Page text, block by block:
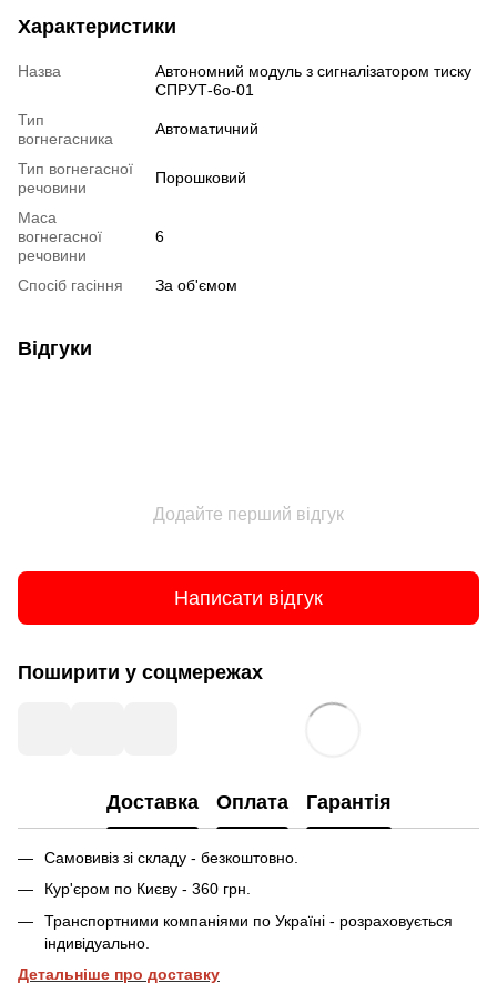
Характеристики
Назва
Автономний модуль з сигналізатором тиску
СПРУТ-6о-01
Тип
вогнегасника
Автоматичний
Тип вогнегасної
речовини
Порошковий
Маса
вогнегасної
речовини
6
Спосіб гасіння За об'ємом
Відгуки
Додайте перший відгук
Написати відгук
Поширити у соцмережах
Доставка Оплата Гарантія
Самовивіз зі складу - безкоштовно.
Кур'єром по Києву - 360 грн.
Транспортними компаніями по Україні - розраховується
індивідуально.
Детальніше про доставку